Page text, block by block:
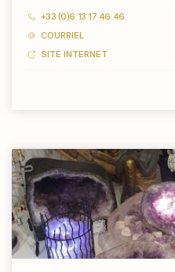
+33 (0)6 13 17 46 46
COURRIEL
SITE INTERNET